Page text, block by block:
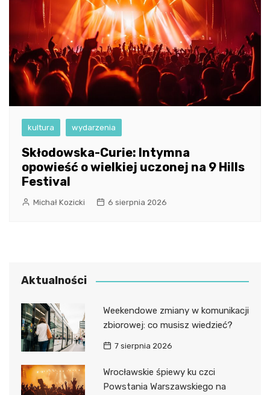
kultura wydarzenia
Skłodowska-Curie: Intymna
opowieść o wielkiej uczonej na 9 Hills
Festival
Michał Kozicki 6 sierpnia 2026
Aktualności
Weekendowe zmiany w komunikacji
zbiorowej: co musisz wiedzieć?
7 sierpnia 2026
Wrocławskie śpiewy ku czci
Powstania Warszawskiego na